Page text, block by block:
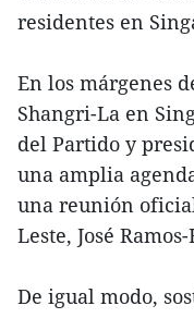
residentes en
En los márgenes
Shangri-La en
del Partido y
una amplia
una reunión
Leste, José
De igual modo,